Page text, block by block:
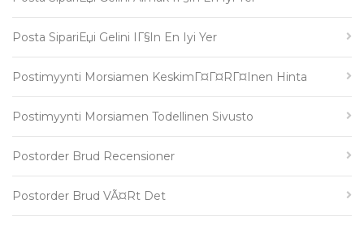
Posta SipariЕџi Gelini IГ§in En Iyi Yer
Postimyynti Morsiamen KeskimГ¤Г¤rГ¤inen Hinta
Postimyynti Morsiamen Todellinen Sivusto
Postorder Brud Recensioner
Postorder Brud VÃ¤rt Det